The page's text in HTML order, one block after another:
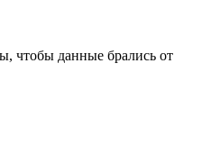
чтобы данные брались от